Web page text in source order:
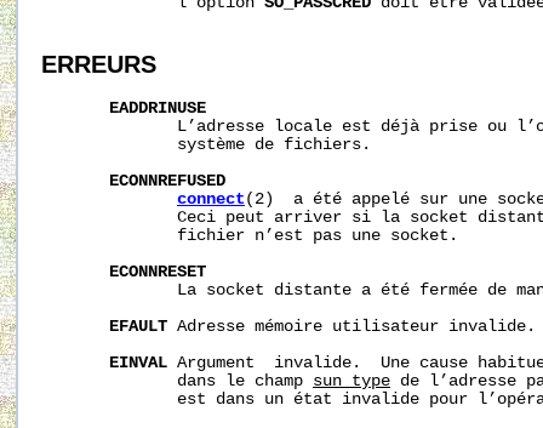
ERREURS
EADDRINUSE
L’adresse locale est déjà prise ou
              système de fichiers.
ECONNREFUSED
connect (2)  a été appelé sur une
Ceci peut arriver si la socket
              fichier n’est pas une socket.
ECONNRESET
La socket distante a été fermée de
EFAULT Adresse mémoire utilisateur invalide.
EINVAL Argument  invalide.  Une cause
              dans le champ
sun_type de l’adresse
est dans un état invalide pour